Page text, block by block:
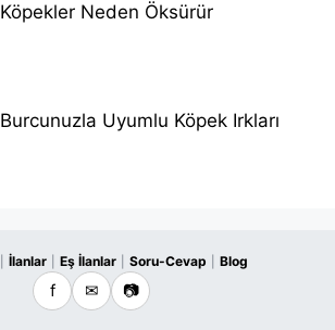
Köpekler Neden Öksürür
Burcunuzla Uyumlu Köpek Irkları
İlanlar Eş İlanlar Soru-Cevap Blog
f ✉ 📷